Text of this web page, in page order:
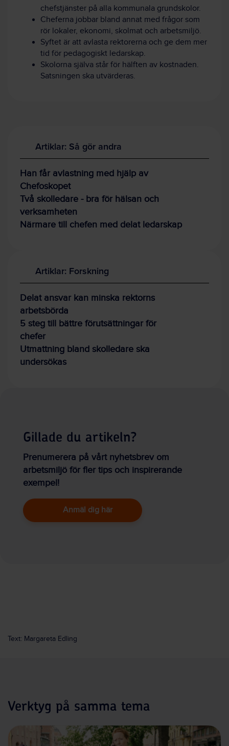
chefstjänster på alla kommunala grundskolor.
Cheferna jobbar bland annat med frågor som
rör lokaler, ekonomi, skolmat och arbetsmiljö.
Syftet är att avlasta rektorerna och ge dem mer
tid för pedagogiskt ledarskap.
Skolorna själva står för hälften av kostnaden.
Satsningen ska utvärderas.
Artiklar: Så gör andra
Han får avlastning med hjälp av
Chefoskopet
Två skolledare - bra för hälsan och
verksamheten
Närmare till chefen med delat ledarskap
Artiklar: Forskning
Delat ansvar kan minska rektorns
arbetsbörda
5 steg till bättre förutsättningar för
chefer
Utmattning bland skolledare ska
undersökas
Gillade du artikeln?
Prenumerera på vårt nyhetsbrev om
arbetsmiljö för fler tips och inspirerande
exempel!
Anmäl dig här
Text: Margareta Edling
Verktyg på samma tema